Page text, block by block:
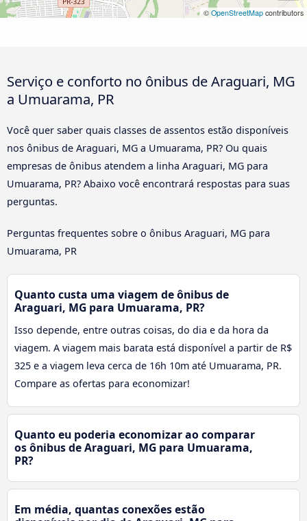
© OpenStreetMap contributors
Serviço e conforto no ônibus de Araguari, MG
a Umuarama, PR
Você quer saber quais classes de assentos estão disponíveis
nos ônibus de Araguari, MG a Umuarama, PR? Ou quais
empresas de ônibus atendem a linha Araguari, MG para
Umuarama, PR? Abaixo você encontrará respostas para suas
perguntas.
Perguntas frequentes sobre o ônibus Araguari, MG para
Umuarama, PR
Quanto custa uma viagem de ônibus de
Araguari, MG para Umuarama, PR?
Isso depende, entre outras coisas, do dia e da hora da
viagem. A viagem mais barata está disponível a partir de R$
325 e a viagem leva cerca de 16h 10m até Umuarama, PR.
Compare as ofertas para economizar!
Quanto eu poderia economizar ao comparar
os ônibus de Araguari, MG para Umuarama,
PR?
Em média, quantas conexões estão